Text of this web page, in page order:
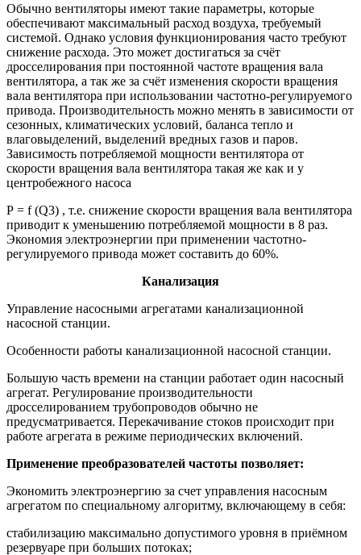
Обычно вентиляторы имеют такие параметры, которые
обеспечивают максимальный расход воздуха, требуемый
системой. Однако условия функционирования часто требуют
снижение расхода. Это может достигаться за счёт
дросселирования при постоянной частоте вращения вала
вентилятора, а так же за счёт изменения скорости вращения
вала вентилятора при использовании частотно-регулируемого
привода. Производительность можно менять в зависимости от
сезонных, климатических условий, баланса тепло и
влаговыделений, выделений вредных газов и паров.
Зависимость потребляемой мощности вентилятора от
скорости вращения вала вентилятора такая же как и у
центробежного насоса
Р = f (Q3) , т.е. снижение скорости вращения вала вентилятора
приводит к уменьшению потребляемой мощности в 8 раз.
Экономия электроэнергии при применении частотно-
регулируемого привода может составить до 60%.
Канализация
Управление насосными агрегатами канализационной
насосной станции.
Особенности работы канализационной насосной станции.
Большую часть времени на станции работает один насосный
агрегат. Регулирование производительности
дросселированием трубопроводов обычно не
предусматривается. Перекачивание стоков происходит при
работе агрегата в режиме периодических включений.
Применение преобразователей частоты позволяет:
Экономить электроэнергию за счет управления насосным
агрегатом по специальному алгоритму, включающему в себя:
стабилизацию максимально допустимого уровня в приёмном
резервуаре при больших потоках;